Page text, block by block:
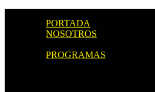
PORTADA
NOSOTROS
PROGRAMAS